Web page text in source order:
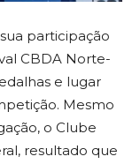
participação
CBDA Norte-
e lugar
Mesmo
o Clube
resultado que